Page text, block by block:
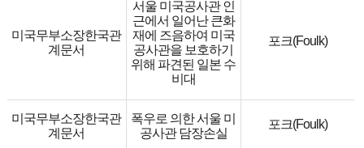
미국무부소장한국관
계문서
서울 미국공사관 인
근에서 일어난 큰화
재에 즈음하여 미국
공사관을 보호하기
위해 파견된 일본 수
비대
포크(Foulk)
미국무부소장한국관
계문서
폭우로 의한 서울 미
공사관 담장손실
포크(Foulk)